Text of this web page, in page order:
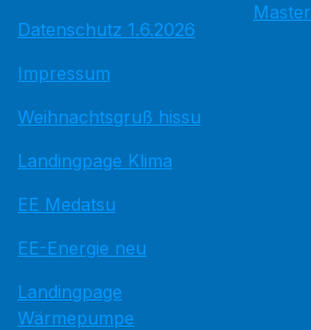
Datenschutz 1.6.2026
Impressum
Weihnachtsgruß hissu
Landingpage Klima
EE Medatsu
EE-Energie neu
Landingpage
Wärmepumpe
Master